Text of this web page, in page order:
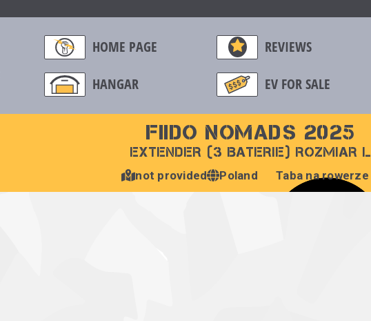
HOME PAGE
HANGAR
REVIEWS
EV FOR SALE
FIIDO NOMADS 2025
EXTENDER (3 BATERIE) ROZMIAR L
not provided Poland Taba na rowerze